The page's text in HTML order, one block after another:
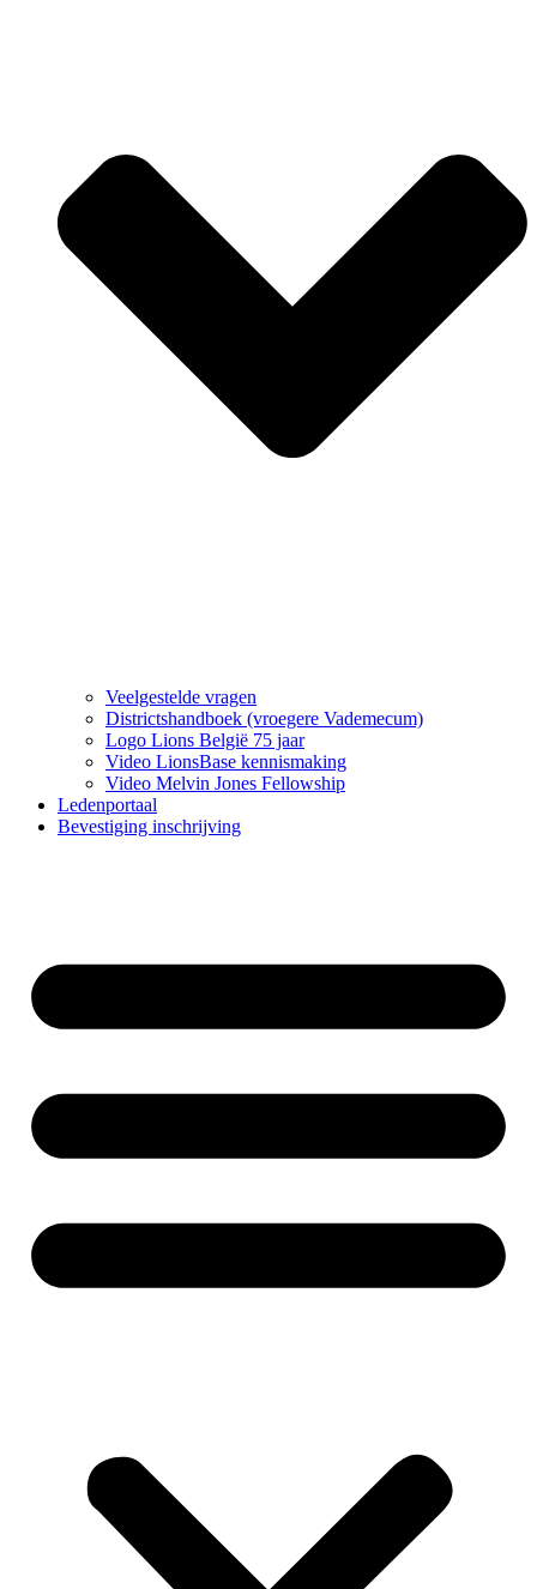
Veelgestelde vragen
Districtshandboek (vroegere Vademecum)
Logo Lions België 75 jaar
Video LionsBase kennismaking
Video Melvin Jones Fellowship
Ledenportaal
Bevestiging inschrijving